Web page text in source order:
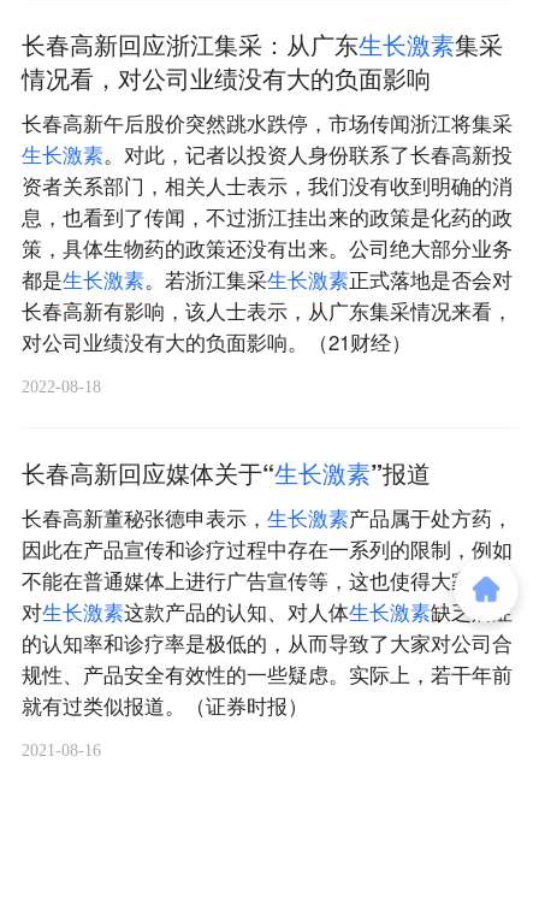
长春高新回应浙江集采：从广东生长激素集采
情况看，对公司业绩没有大的负面影响
长春高新午后股价突然跳水跌停，市场传闻浙江将集采
生长激素。对此，记者以投资人身份联系了长春高新投
资者关系部门，相关人士表示，我们没有收到明确的消
息，也看到了传闻，不过浙江挂出来的政策是化药的政
策，具体生物药的政策还没有出来。公司绝大部分业务
都是生长激素。若浙江集采生长激素正式落地是否会对
长春高新有影响，该人士表示，从广东集采情况来看，
对公司业绩没有大的负面影响。（21财经）
2022-08-18
长春高新回应媒体关于“生长激素”报道
长春高新董秘张德申表示， 生长激素产品属于处方药，
因此在产品宣传和诊疗过程中存在一系列的限制，例如
不能在普通媒体上进行广告宣传等，这也使得大家目前
对生长激素这款产品的认知、对人体生长激素缺乏病症
的认知率和诊疗率是极低的，从而导致了大家对公司合
规性、产品安全有效性的一些疑虑。实际上，若干年前
就有过类似报道。（证券时报）
2021-08-16